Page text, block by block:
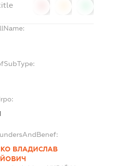
ВЛАДИСЛАВ